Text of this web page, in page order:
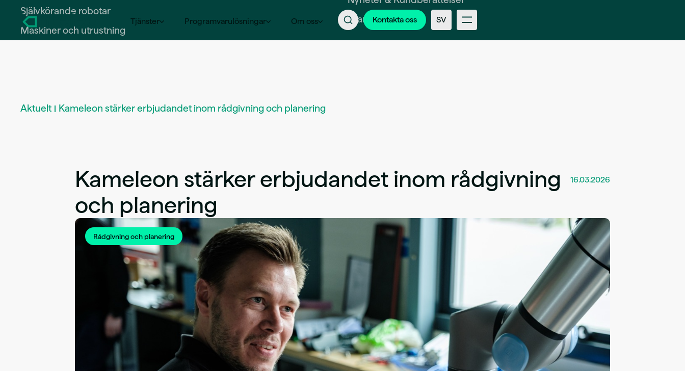
Tjänster
Självkörande robotar
Programvarulösningar Om oss Kontakta oss SV
Självkörande robotar
Maskiner och utrustning
Branscher
Aktuelt Kameleon stärker erbjudandet inom rådgivning och planering
Kameleon stärker erbjudandet inom rådgivning
och planering
16.03.2026
Rådgivning och planering